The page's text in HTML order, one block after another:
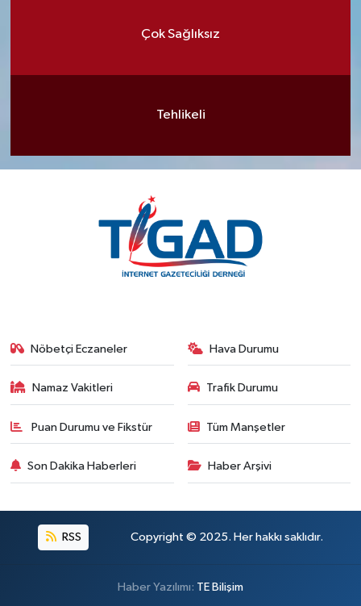
Çok Sağlıksız
Tehlikeli
Nöbetçi Eczaneler Hava Durumu
Namaz Vakitleri Trafik Durumu
Puan Durumu ve Fikstür Tüm Manşetler
Son Dakika Haberleri Haber Arşivi
RSS Copyright © 2025. Her hakkı saklıdır.
Haber Yazılımı: TE Bilişim